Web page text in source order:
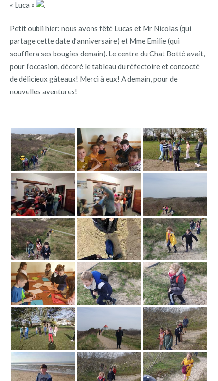
« Luca »
.
Petit oubli hier: nous avons fêté Lucas et Mr Nicolas (qui
partage cette date d’anniversaire) et Mme Emilie (qui
soufflera ses bougies demain). Le centre du Chat Botté avait,
pour l’occasion, décoré le tableau du réfectoire et concocté
de délicieux gâteaux! Merci à eux! A demain, pour de
nouvelles aventures!